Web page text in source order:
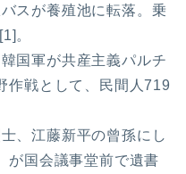
スが養殖池に転落。乗
。
国軍が共産主義パルチ
作戦として、民間人719
士、江藤新平の曾孫にし
が国会議事堂前で遺書